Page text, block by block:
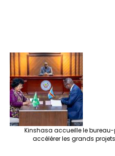
Kinshasa accueille le bureau-
accélérer les grands